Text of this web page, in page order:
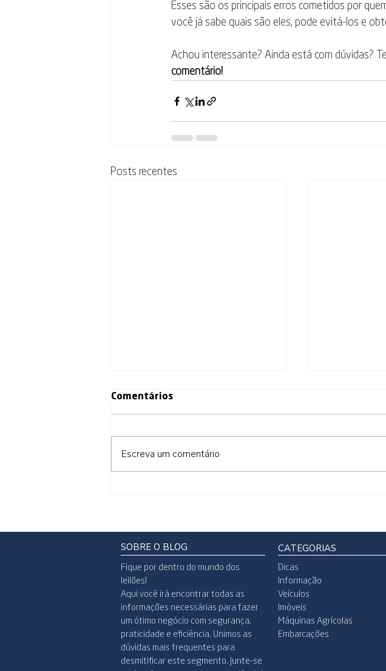
Esses são os principais erros cometidos por
você já sabe quais são eles, pode evitá-los e
Achou interessante? Ainda está com dúvidas?
comentário!
Posts recentes
paulista
Comentários
Escreva um comentário
SOBRE O BLOG
Fique por dentro do mundo dos
leilões!
Aqui você irá encontrar todas as
informações necessárias para fazer
um ótimo negócio com segurança,
praticidade e eficiência. Unimos as
dúvidas mais frequentes para
desmitificar este segmento. Junte-se
CATEGORIAS
Dicas
Informação
Veículos
Imóveis
Máquinas Agrícolas
Embarcações